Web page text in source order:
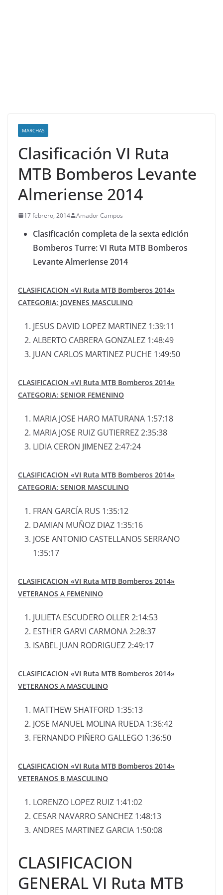
MARCHAS
Clasificación VI Ruta
MTB Bomberos Levante
Almeriense 2014
17 febrero, 2014 Amador Campos
Clasificación completa de la sexta edición
Bomberos Turre: VI Ruta MTB Bomberos
Levante Almeriense 2014
CLASIFICACION «VI Ruta MTB Bomberos 2014»
CATEGORIA: JOVENES MASCULINO
JESUS DAVID LOPEZ MARTINEZ 1:39:11
ALBERTO CABRERA GONZALEZ 1:48:49
JUAN CARLOS MARTINEZ PUCHE 1:49:50
CLASIFICACION «VI Ruta MTB Bomberos 2014»
CATEGORIA: SENIOR FEMENINO
MARIA JOSE HARO MATURANA 1:57:18
MARIA JOSE RUIZ GUTIERREZ 2:35:38
LIDIA CERON JIMENEZ 2:47:24
CLASIFICACION «VI Ruta MTB Bomberos 2014»
CATEGORIA: SENIOR MASCULINO
FRAN GARCÍA RUS 1:35:12
DAMIAN MUÑOZ DIAZ 1:35:16
JOSE ANTONIO CASTELLANOS SERRANO
1:35:17
CLASIFICACION «VI Ruta MTB Bomberos 2014»
VETERANOS A FEMENINO
JULIETA ESCUDERO OLLER 2:14:53
ESTHER GARVI CARMONA 2:28:37
ISABEL JUAN RODRIGUEZ 2:49:17
CLASIFICACION «VI Ruta MTB Bomberos 2014»
VETERANOS A MASCULINO
MATTHEW SHATFORD 1:35:13
JOSE MANUEL MOLINA RUEDA 1:36:42
FERNANDO PIÑERO GALLEGO 1:36:50
CLASIFICACION «VI Ruta MTB Bomberos 2014»
VETERANOS B MASCULINO
LORENZO LOPEZ RUIZ 1:41:02
CESAR NAVARRO SANCHEZ 1:48:13
ANDRES MARTINEZ GARCIA 1:50:08
CLASIFICACION
GENERAL VI Ruta MTB